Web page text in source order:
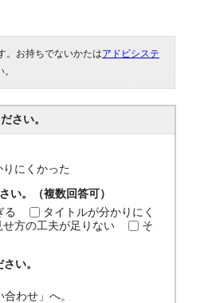
。お持ちでないかたはアドビシステ
さい。
にくかった
い。（複数回答可）
る
タイトルが分かりにく
方の工夫が足りない
そ
い。
わせ」へ。